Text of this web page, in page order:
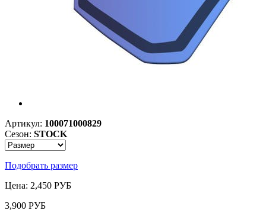
Артикул: 100071000829
Сезон: STOCK
Подобрать размер
Цена: 2,450 РУБ
3,900 РУБ